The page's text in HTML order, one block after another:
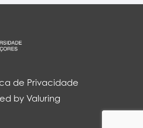
de Privacidade
by Valuring